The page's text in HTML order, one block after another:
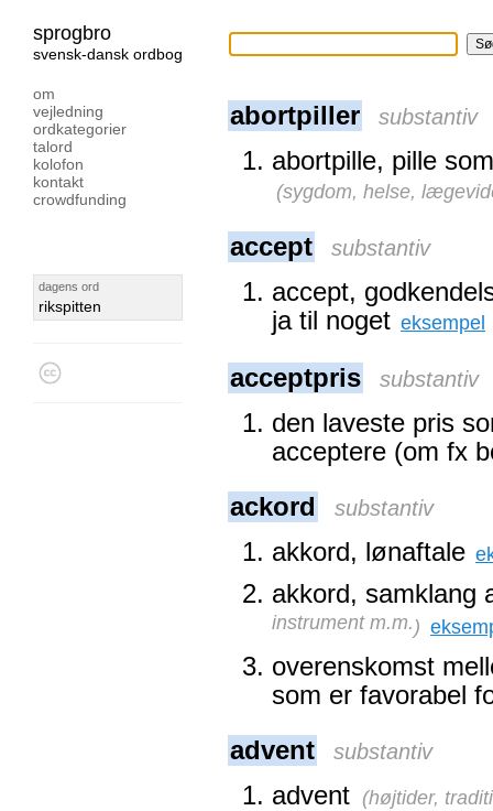
sprogbro
svensk-dansk ordbog
om
vejledning
ordkategorier
talord
kolofon
kontakt
crowdfunding
dagens ord
rikspitten
abortpiller substantiv
abortpille, pille
(sygdom, helse,
accept substantiv
accept,
ja til noget eksempel
acceptpris substantiv
den laveste pris
acceptere (om fx
ackord
substantiv
akkord, lønaftale
akkord, samklang
instrument m.m.)
overenskomst
som er favorabel
advent
substantiv
advent (højtider,